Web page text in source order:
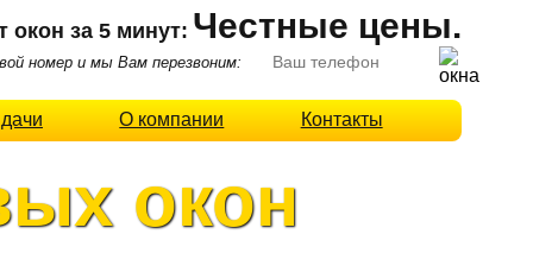
окон за 5 минут: Честные цены.
номер и мы Вам перезвоним:
О компании Контакты
окон